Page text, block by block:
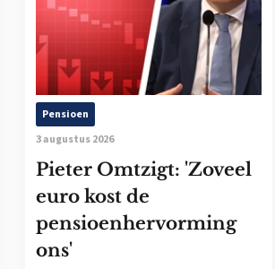
Pensioen
3 augustus 2026
Pieter Omtzigt: 'Zoveel
euro kost de
pensioenhervorming
ons'